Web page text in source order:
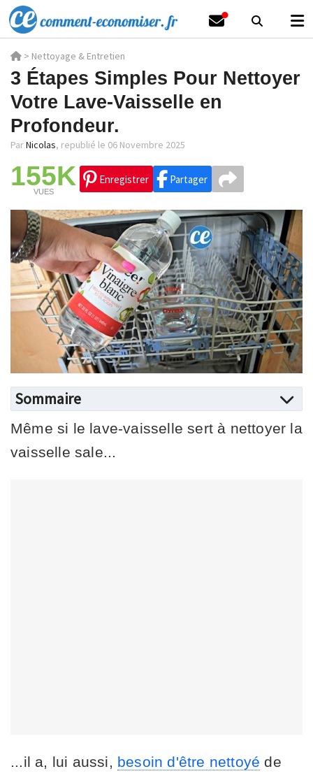
> Nettoyage & Entretien
3 Étapes Simples Pour Nettoyer
Votre Lave-Vaisselle en
Profondeur.
ParNicolas, republié le 06 Novembre 2025
155K
VUES
Enregistrer Partager
Sommaire
Même si le lave-vaisselle sert à nettoyer la
vaisselle sale...
...il a, lui aussi, besoin d'être nettoyé de